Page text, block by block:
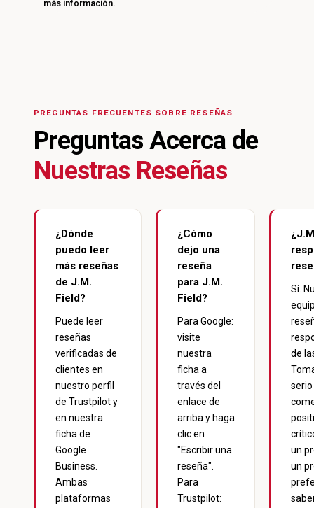
más información.
PREGUNTAS FRECUENTES SOBRE RESEÑAS
Preguntas Acerca de
Nuestras Reseñas
¿Dónde
puedo leer
más reseñas
de J.M.
Field?
Puede leer
reseñas
verificadas de
clientes en
nuestro perfil
de Trustpiloty
en nuestra
ficha de
Google
Business
Ambas
plataformas
¿Cómo
dejo una
reseña
para J.M.
Field?
Para Google:
visite
nuestra
ficha a
través del
enlace de
arriba y haga
clic en
"Escribir una
reseña".
Para
Trustpilot:
Sí.
de
un
un